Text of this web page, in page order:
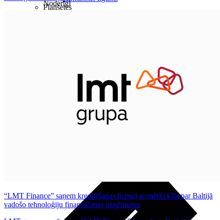
Noderīgi
Citi pakalpojumi
Planšetes
“LMT Finance” saņem kreditēšanas licenci ar mērķi kļūt par Baltijā
vadošo tehnoloģiju finansēšanas uzņēmumu